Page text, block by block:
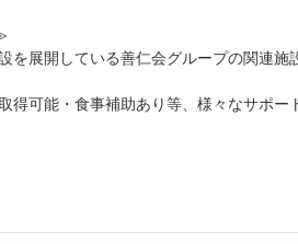
展開している善仁会グループの関連
得可能・食事補助あり等、様々なサポー